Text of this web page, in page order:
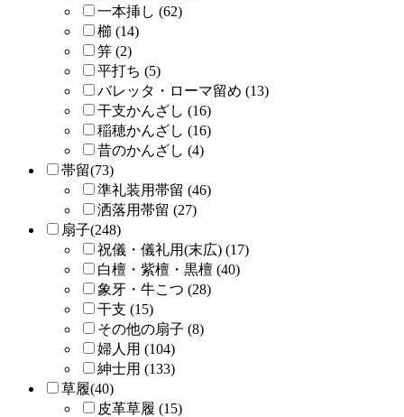
一本挿し (62)
櫛 (14)
笄 (2)
平打ち (5)
バレッタ・ローマ留め (13)
干支かんざし (16)
稲穂かんざし (16)
昔のかんざし (4)
帯留(73)
準礼装用帯留 (46)
洒落用帯留 (27)
扇子(248)
祝儀・儀礼用(末広) (17)
白檀・紫檀・黒檀 (40)
象牙・牛こつ (28)
干支 (15)
その他の扇子 (8)
婦人用 (104)
紳士用 (133)
草履(40)
皮革草履 (15)